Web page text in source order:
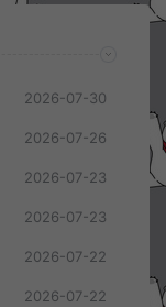
2026-07-30
2026-07-26
2026-07-23
2026-07-23
2026-07-22
2026-07-22